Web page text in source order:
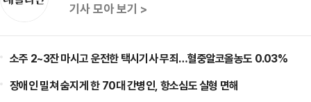
기사 모아 보기 >
소주 2~3잔 마시고 운전한 택시기사 무죄…혈중알코올농도 0.03%
장애인 밀쳐 숨지게 한 70대 간병인, 항소심도 실형 면해